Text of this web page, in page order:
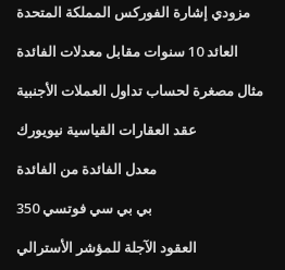
مزودي إشارة الفوركس المملكة المتحدة
العائد 10 سنوات مقابل معدلات الفائدة
مثال مصغرة لحساب تداول العملات الأجنبية
عقد العقارات القياسية نيويورك
معدل الفائدة من الفائدة
بي بي سي فوتسي 350
العقود الآجلة للمؤشر الأسترالي